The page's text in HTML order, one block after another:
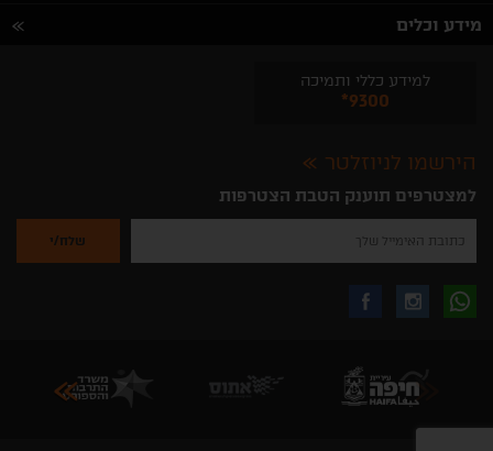
מידע וכלים
למידע כללי ותמיכה
*9300
הירשמו לניוזלטר
למצטרפים תוענק הטבת הצטרפות
להזין
שלך
להרשמה
לקבלת
באינסטגרם
עקבו
בפייסבוק